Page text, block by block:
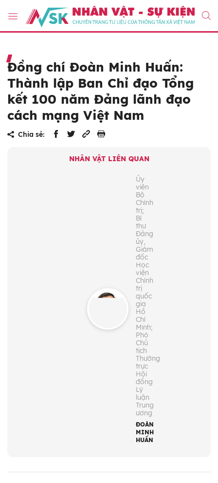
Đồng chí Đoàn Minh Huấn:
Thành lập Ban Chỉ đạo Tổng
kết 100 năm Đảng lãnh đạo
cách mạng Việt Nam
Chia sẻ:
NHÂN VẬT LIÊN QUAN
Ủy
viên
Bộ
Chính
trị;
Bí
thư
Đảng
ủy,
Giám
đốc
Học
viện
Chính
trị
quốc
gia
Hồ
Chí
Minh;
Phó
Chủ
tịch
Thường
trực
Hội
đồng
Lý
luận
Trung
ương
ĐOÀN
MINH
HUẤN